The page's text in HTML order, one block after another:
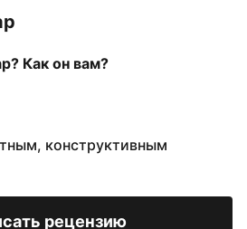
Как он вам?
конструктивным
рецензию